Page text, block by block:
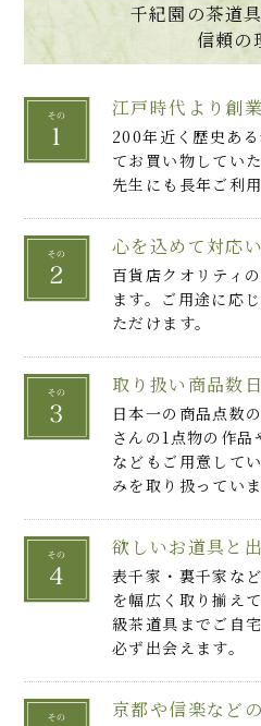
千紀園の茶道
信頼の
江戸時代より創業
200年近く歴史あ
てお買い物してい
先生にも長年ご利
心を込めて対応
百貨店クオリティ
ます。ご用途に応
ただけます。
取り扱い商品数
日本一の商品点数
さんの1点物の作
などもご用意して
みを取り扱っていま
欲しいお道具と
表千家・裏千家な
を幅広く取り揃え
級茶道具までご自
必ず出会えます。
京都や信楽など